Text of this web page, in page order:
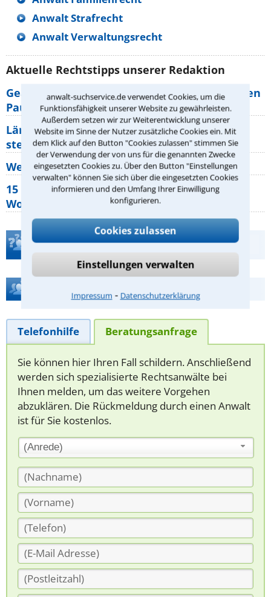
anwalt-suchservice.de verwendet Cookies, um die
Funktionsfähigkeit unserer Website zu gewährleisten.
Außerdem setzen wir zur Weiterentwicklung unserer
Website im Sinne der Nutzer zusätzliche Cookies ein. Mit
dem Klick auf den Button "Cookies zulassen" stimmen Sie
der Verwendung der von uns für die genannten Zwecke
eingesetzten Cookies zu. Über den Button "Einstellungen
verwalten" können Sie sich über die eingesetzten Cookies
informieren und den Umfang Ihrer Einwilligung
konfigurieren.
Cookies zulassen
Einstellungen verwalten
Impressum ⁃ Datenschutzerklärung
Anwalt Strafrecht
Anwalt Verwaltungsrecht
Aktuelle Rechtstipps unserer Redaktion
Geänderte Abflugzeiten: Welche Rechte haben
Pauschalurlauber?
Lärm von den Nachbarn: Welche Rechte
stehen mir zu?
Wer muss Zweitwohnungssteuer zahlen?
15 elementare Rechte, die jeder
Wohnungseigentümer kennen sollte
Teste Dein Rechtswissen
Telefonhilfe Beratungsanfrage
Sie können hier Ihren Fall schildern. Anschließend
werden sich spezialisierte Rechtsanwälte bei
Ihnen melden, um das weitere Vorgehen
abzuklären. Die Rückmeldung durch einen Anwalt
ist für Sie kostenlos.
(Anrede)